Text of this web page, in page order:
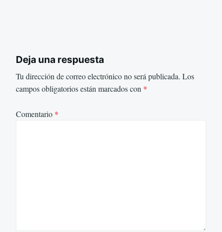
Deja una respuesta
Tu dirección de correo electrónico no será publicada. Los
campos obligatorios están marcados con *
Comentario *